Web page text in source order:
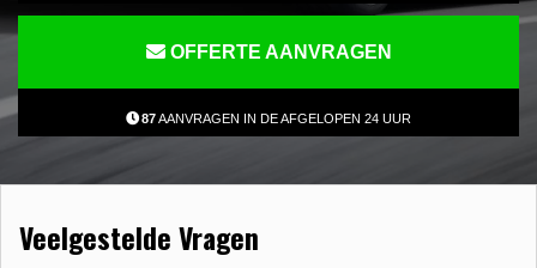
OFFERTE AANVRAGEN
87AANVRAGEN IN DE AFGELOPEN 24 UUR
Veelgestelde Vragen